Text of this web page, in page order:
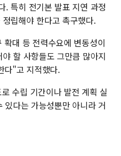
. 특히 전기본 발표 지연 과정
립해야 한다고 촉구했다.
대 등 전력수요에 변동성이
할 사항들도 그만큼 많아지
다"고 지적했다.
수립 기간이나 발전 계획 실
다는 가능성뿐만 아니라 거